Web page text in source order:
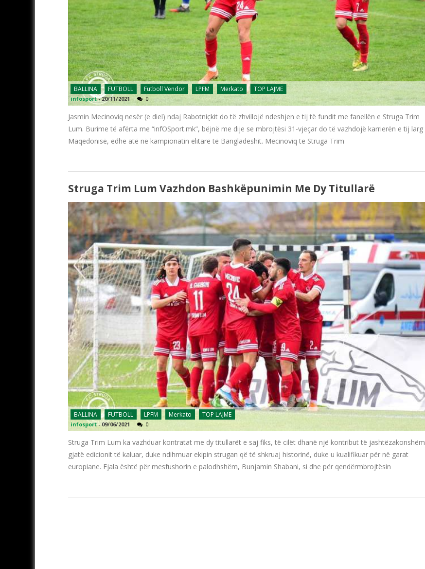
BALLINA FUTBOLL Futboll Vendor LPFM Merkato TOP LAJME
infosport -20/11/2021 0
Jasmin Mecinoviq nesër (e diel) ndaj Rabotniçkit do të zhvillojë ndeshjen e tij të fundit me fanellën e Struga Trim
Lum. Burime të afërta me “infOSport.mk”, bëjnë me dije se mbrojtësi 31-vjeçar do të vazhdojë karrierën e tij larg
Maqedonisë, edhe atë në kampionatin elitarë të Bangladeshit. Mecinoviq te Struga Trim
Struga Trim Lum Vazhdon Bashkëpunimin Me Dy Titullarë
BALLINA FUTBOLL LPFM Merkato TOP LAJME
infosport -09/06/2021 0
Struga Trim Lum ka vazhduar kontratat me dy titullarët e saj fiks, të cilët dhanë një kontribut të jashtëzakonshëm
gjatë edicionit të kaluar, duke ndihmuar ekipin strugan që të shkruaj historinë, duke u kualifikuar për në garat
europiane. Fjala është për mesfushorin e palodhshëm, Bunjamin Shabani, si dhe për qendërmbrojtësin